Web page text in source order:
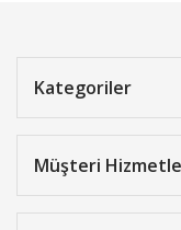
Kategoriler
Müşteri